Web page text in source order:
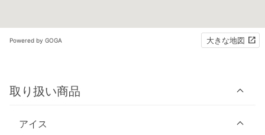
Powered by GOGA 大きな地図
取り扱い商品
アイス